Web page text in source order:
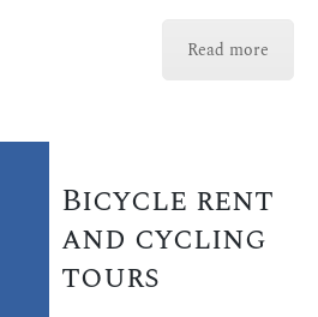
Read more
Bicycle rent
and cycling
tours